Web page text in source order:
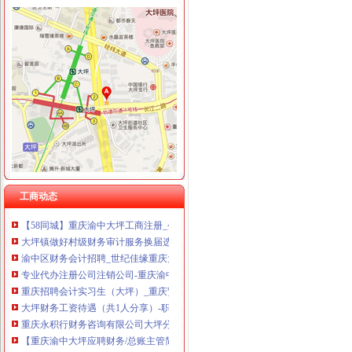
工商动态
大坪财务公司
大坪镇监督财务有新招
公司注册、股权变更、一般纳税人-重庆渝中大坪会计/审计-分类168信
【大坪会计实操学习随到随学公司真账实操培训】-渝中大坪易登网
专业代办注册公司注销公司-重庆渝中大坪会计/审计-分类168信息网
常宁市大坪乡财税所
大坪会计培训班_厚学网_新浪博客
重庆招聘会计实习生（大坪）_重庆贤内助财务咨询有限公司招聘-汇博网
大坪镇做好村级财务审计服务换届选举工作
渝中区财务会计招聘_世纪佳缘重庆大坪VIP服务中心招聘信息_联英人
专业代办注册公司注销公司-重庆渝中大坪会计/审计-分类168信息网
重庆招聘会计实习生（大坪）_重庆贤内助财务咨询有限公司招聘-汇博网
大坪财务工资待遇（共1人分享）-职业圈
重庆永积行财务咨询有限公司大坪分公司联系方式_信用报告_工商信息
【重庆渝中大坪应聘财务/总账主管简历|新求职财务/总账主管信息】-
【大坪会计实操学习随到随学公司真账实操培训】-渝中大坪职业培训